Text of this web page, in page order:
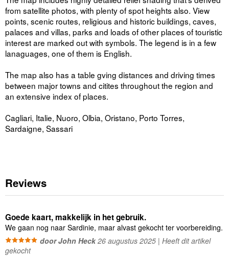
from satellite photos, with plenty of spot heights also. View
points, scenic routes, religious and historic buildings, caves,
palaces and villas, parks and loads of other places of touristic
interest are marked out with symbols. The legend is in a few
lanaguages, one of them is English.
The map also has a table gving distances and driving times
between major towns and citites throughout the region and
an extensive index of places.
Cagliari, Italie, Nuoro, Olbia, Oristano, Porto Torres,
Sardaigne, Sassari
Reviews
Goede kaart, makkelijk in het gebruik.
We gaan nog naar Sardinie, maar alvast gekocht ter voorbereiding.
door John Heck26 augustus 2025 | Heeft dit artikel
gekocht